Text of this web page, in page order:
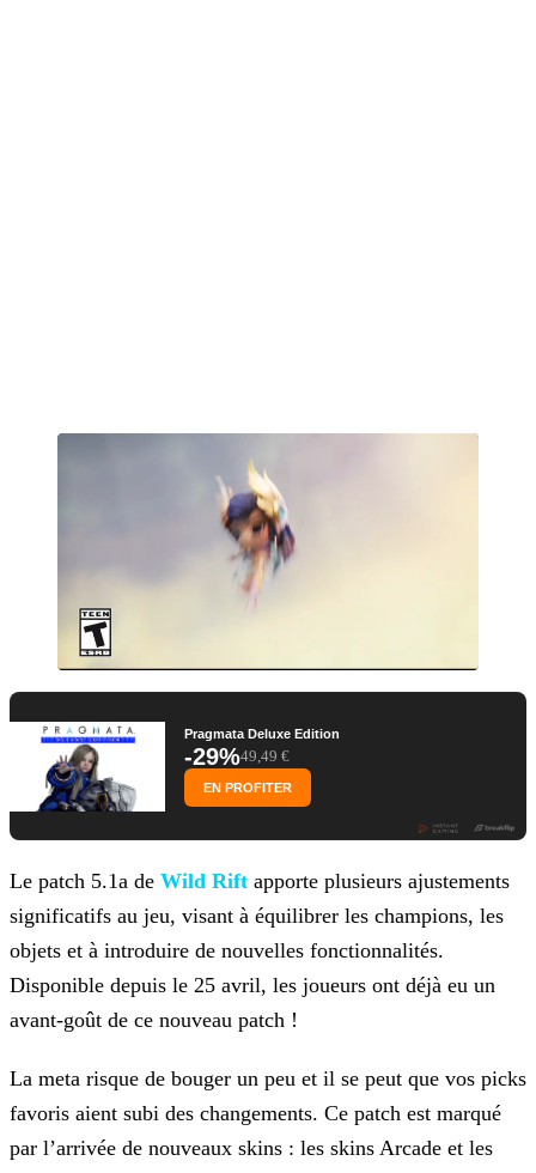
Pragmata Deluxe Edition
-29%49,49 €
EN PROFITER
Le patch 5.1a de Wild Rift apporte plusieurs ajustements
significatifs au jeu, visant à équilibrer les champions, les
objets et à introduire de nouvelles fonctionnalités.
Disponible depuis le 25 avril, les joueurs ont déjà eu un
avant-goût de ce nouveau patch !
La meta risque de bouger un peu et il se peut que vos picks
favoris aient subi des changements. Ce patch est marqué
par l’arrivée de nouveaux skins : les skins Arcade et les